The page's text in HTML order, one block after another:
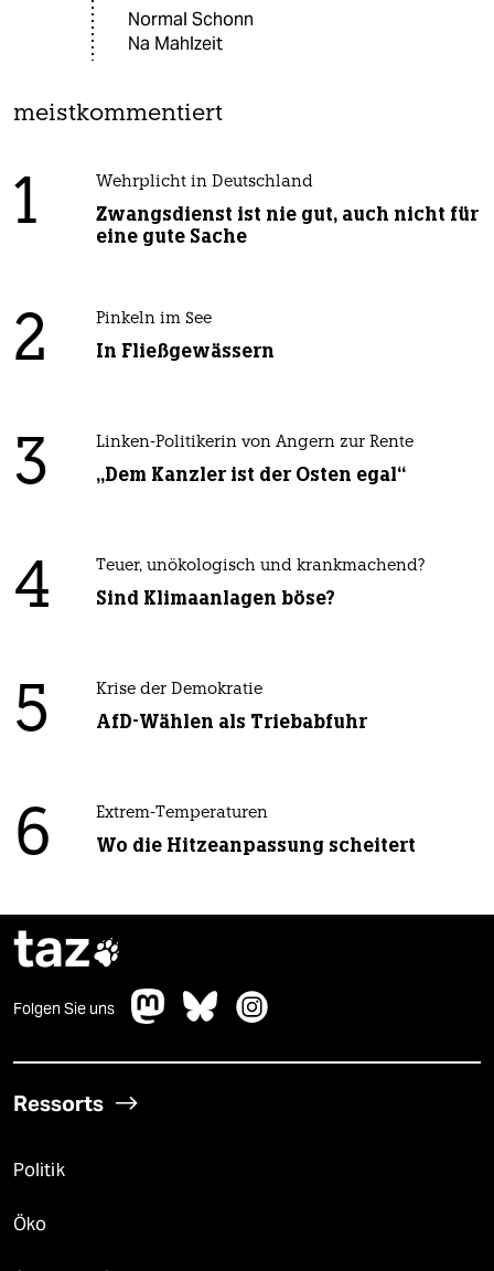
Normal Schonn
Na Mahlzeit
meistkommentiert
1 Wehrplicht in Deutschland
Zwangsdienst ist nie gut, auch nicht für
eine gute Sache
2 Pinkeln im See
In Fließgewässern
3 Linken-Politikerin von Angern zur Rente
„Dem Kanzler ist der Osten egal“
4 Teuer, unökologisch und krankmachend?
Sind Klimaanlagen böse?
5 Krise der Demokratie
AfD-Wählen als Triebabfuhr
6 Extrem-Temperaturen
Wo die Hitzeanpassung scheitert
taz
Folgen Sie uns
Ressorts
Politik
Öko